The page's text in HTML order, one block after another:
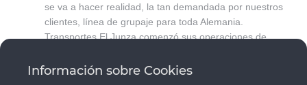
se va a hacer realidad, la tan demandada por nuestros
clientes, línea de grupaje para toda Alemania.
Transportes El Junza comenzó sus operaciones de
Información sobre Cookies